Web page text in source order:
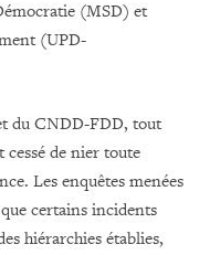
(MSD) et
(UPD-
du CNDD-FDD, tout
cessé de nier toute
Les enquêtes menées
certains incidents
hiérarchies établies,